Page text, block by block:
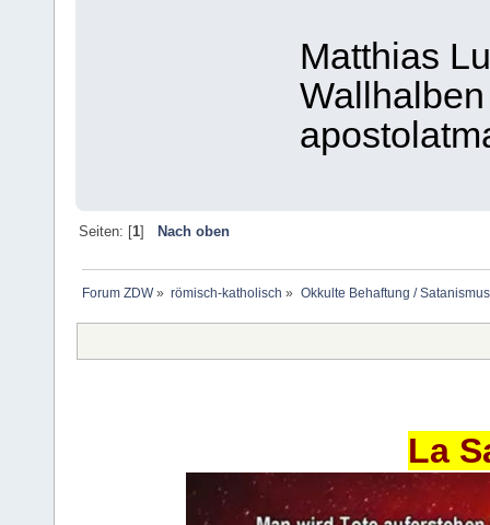
Matthias
Seiten: [1] Nach oben
Forum ZDW» römisch-katholisch » Okkulte Behaftung /
La